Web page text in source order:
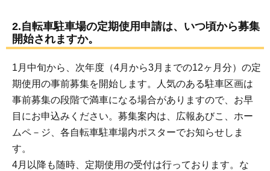
2.自転車駐車場の定期使用申請は、いつ頃から募集
開始されますか。
1月中旬から、次年度（4月から3月までの12ヶ月分）の定
期使用の事前募集を開始します。人気のある駐車区画は
事前募集の段階で満車になる場合がありますので、お早
目にお申込みください。募集案内は、広報あびこ、ホー
ムペ－ジ、各自転車駐車場内ポスターでお知らせしま
す。
4月以降も随時、定期使用の受付は行っております。な